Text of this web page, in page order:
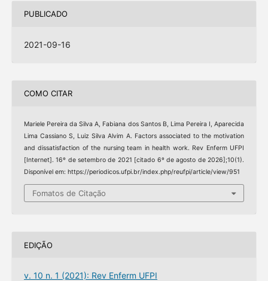
PUBLICADO
2021-09-16
COMO CITAR
Mariele Pereira da Silva A, Fabiana dos Santos B, Lima Pereira I, Aparecida
Lima Cassiano S, Luiz Silva Alvim A. Factors associated to the motivation
and dissatisfaction of the nursing team in health work. Rev Enferm UFPI
[Internet]. 16º de setembro de 2021 [citado 6º de agosto de 2026];10(1).
Disponível em: https://periodicos.ufpi.br/index.php/reufpi/article/view/951
Fomatos de Citação
EDIÇÃO
v. 10 n. 1 (2021): Rev Enferm UFPI